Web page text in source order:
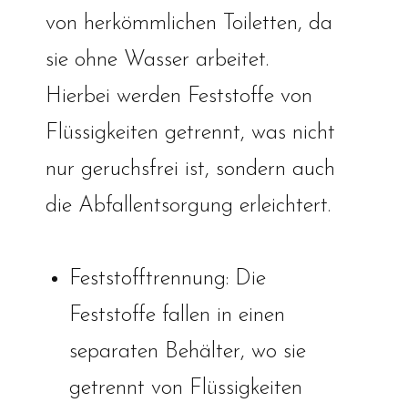
von herkömmlichen Toiletten, da
sie ohne Wasser arbeitet.
Hierbei werden Feststoffe von
Flüssigkeiten getrennt, was nicht
nur geruchsfrei ist, sondern auch
die Abfallentsorgung erleichtert.
Feststofftrennung: Die
Feststoffe fallen in einen
separaten Behälter, wo sie
getrennt von Flüssigkeiten